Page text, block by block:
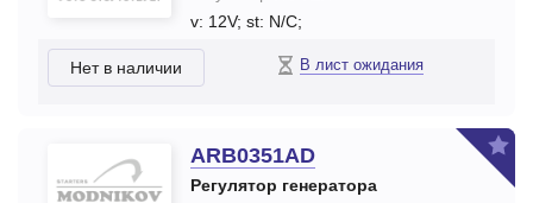
v: 12V; st: N/C;
Нет в наличии В лист ожидания
ARB0351AD
Регулятор генератора